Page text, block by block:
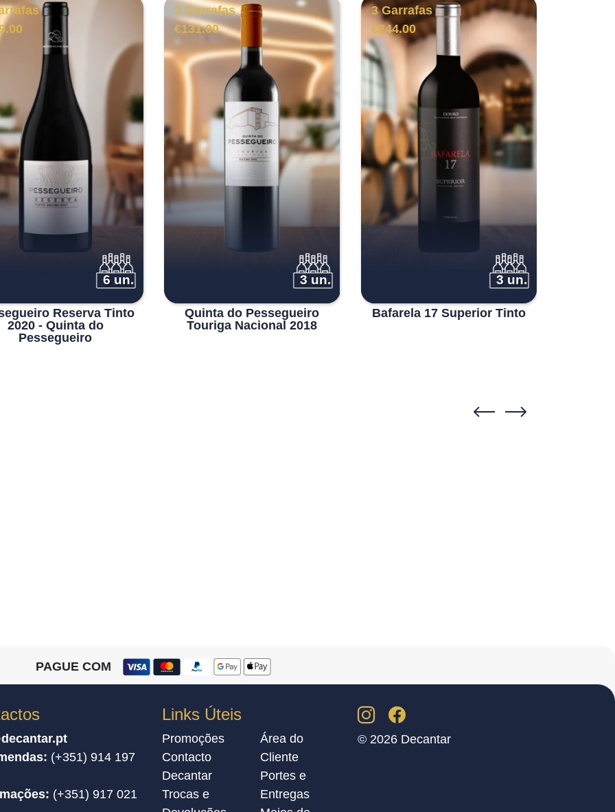
6 un.
Reserva Tinto
2020 - Quinta do
Pessegueiro
3 Garrafas
€131.00
3 un.
Quinta do Pessegueiro
Touriga Nacional 2018
3 Garrafas
€244.00
3 un.
Bafarela 17 Superior Tinto
PAGUE COM
(+351) 914 197
(+351) 917 021
Links Úteis
Promoções
Contacto
Decantar
Trocas e
Área do
Cliente
Portes e
Entregas
© 2026 Decantar